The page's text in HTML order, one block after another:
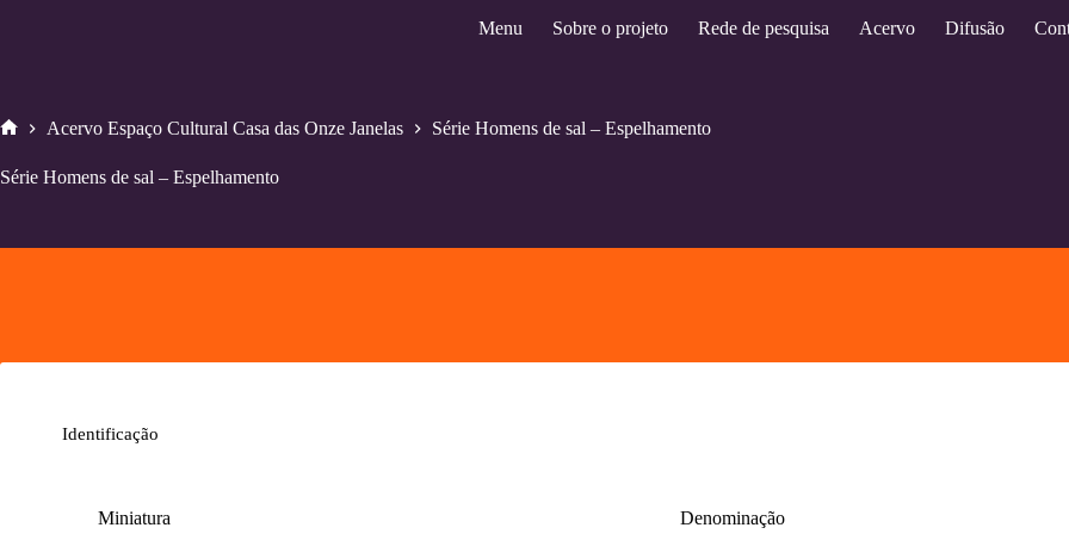
Menu Sobre o projeto Rede de pesquisa Acervo Difusão
Acervo Espaço Cultural Casa das Onze Janelas Série Homens de sal – Espelhamento
Série Homens de sal – Espelhamento
Identificação
Miniatura Denominação